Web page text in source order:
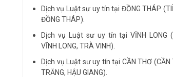
Dịch vụ Luật sư uy tín tại ĐỒNG THÁP
ĐỒNG THÁP).
Dịch vụ Luật sư uy tín tại VĨNH LONG
VĨNH LONG, TRÀ VINH).
Dịch vụ Luật sư uy tín tại CẦN THƠ (CẦN
TRĂNG, HẬU GIANG).